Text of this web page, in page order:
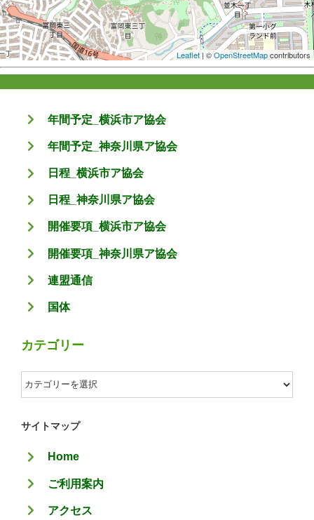
Leaflet | ©OpenStreetMapcontributors
年間予定_横浜市ア協会
年間予定_神奈川県ア協会
日程_横浜市ア協会
日程_神奈川県ア協会
開催要項_横浜市ア協会
開催要項_神奈川県ア協会
連盟通信
国体
カテゴリー
カ
テ
ゴ
ー
サイトマップ
Home
ご利用案内
アクセス